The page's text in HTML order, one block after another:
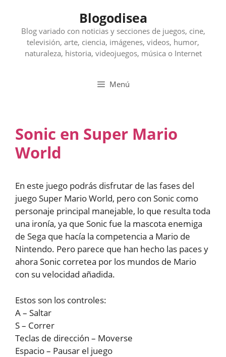
contenido
Blogodisea
Blog variado con noticias y secciones de juegos, cine,
televisión, arte, ciencia, imágenes, videos, humor,
naturaleza, historia, videojuegos, música o Internet
Menú
Sonic en Super Mario
World
En este juego podrás disfrutar de las fases del
juego Super Mario World, pero con Sonic como
personaje principal manejable, lo que resulta toda
una ironía, ya que Sonic fue la mascota enemiga
de Sega que hacía la competencia a Mario de
Nintendo. Pero parece que han hecho las paces y
ahora Sonic corretea por los mundos de Mario
con su velocidad añadida.
Estos son los controles:
A – Saltar
S – Correr
Teclas de dirección – Moverse
Espacio – Pausar el juego